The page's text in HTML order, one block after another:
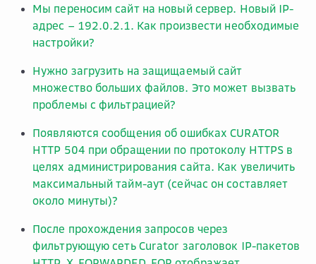
Мы переносим сайт на новый сервер. Новый IP-
адрес – 192.0.2.1. Как произвести необходимые
настройки?
Нужно загрузить на защищаемый сайт
множество больших файлов. Это может вызвать
проблемы с фильтрацией?
Появляются сообщения об ошибках CURATOR
HTTP 504 при обращении по протоколу HTTPS в
целях администрирования сайта. Как увеличить
максимальный тайм-аут (сейчас он составляет
около минуты)?
После прохождения запросов через
фильтрующую сеть Curator заголовок IP-пакетов